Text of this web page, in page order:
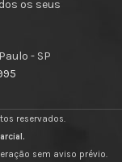
os seus
- SP
reservados.
sem aviso prévio.